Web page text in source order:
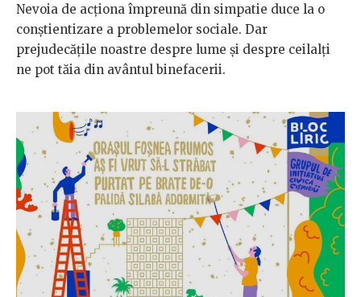
Nevoia de acționa împreună din simpatie duce la o
conștientizare a problemelor sociale. Dar
prejudecățile noastre despre lume și despre ceilalți
ne pot tăia din avântul binefacerii.